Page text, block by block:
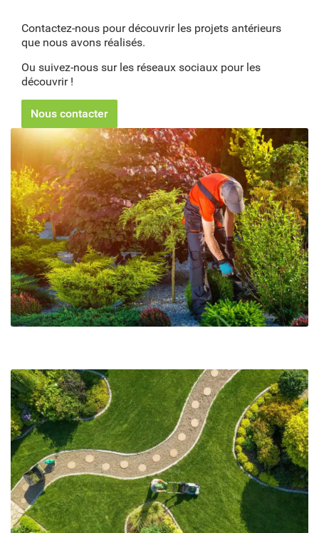
Contactez-nous pour découvrir les projets antérieurs
que nous avons réalisés.
Ou suivez-nous sur les réseaux sociaux pour les
découvrir !
Nous contacter